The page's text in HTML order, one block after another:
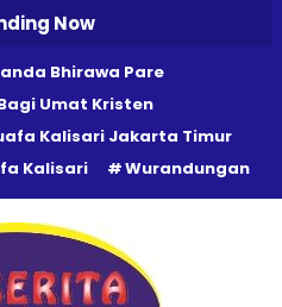
Now
Bhirawa Pare
Umat Kristen
Kalisari Jakarta Timur
Kalisari
Wurandungan